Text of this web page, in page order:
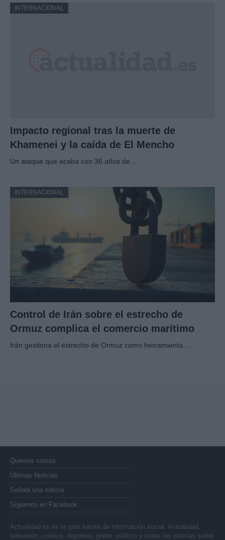
INTERNACIONAL
Impacto regional tras la muerte de
Khamenei y la caída de El Mencho
Un ataque que acaba con 36 años de…
INTERNACIONAL
Control de Irán sobre el estrecho de
Ormuz complica el comercio marítimo
Irán gestiona el estrecho de Ormuz como herramienta…
Quienes somos
Últimas Noticias
Señala una noticia
Síguenos en Facebook
Actualidad.es es la gran fuente de información social. Actualidad,
televisión, crónica, deportes, gente, política y todas las noticias sobre